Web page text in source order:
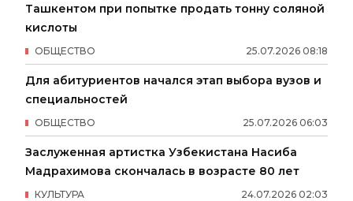
Ташкентом при попытке продать тонну соляной
кислоты
25.07.2026 08:18
ОБЩЕСТВО
Для абитуриентов начался этап выбора вузов и
специальностей
25.07.2026 06:03
ОБЩЕСТВО
Заслуженная артистка Узбекистана Насиба
Мадрахимова скончалась в возрасте 80 лет
24.07.2026 02:03
КУЛЬТУРА